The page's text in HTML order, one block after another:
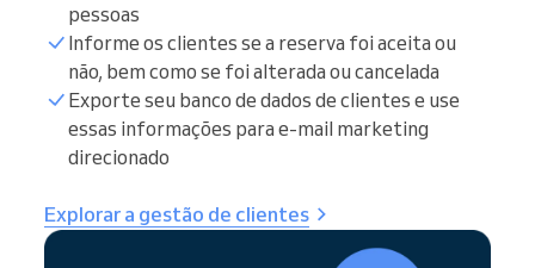
pessoas
Informe os clientes se a reserva foi aceita ou
não, bem como se foi alterada ou cancelada
Exporte seu banco de dados de clientes e use
essas informações para e-mail marketing
direcionado
Explorar a gestão de clientes